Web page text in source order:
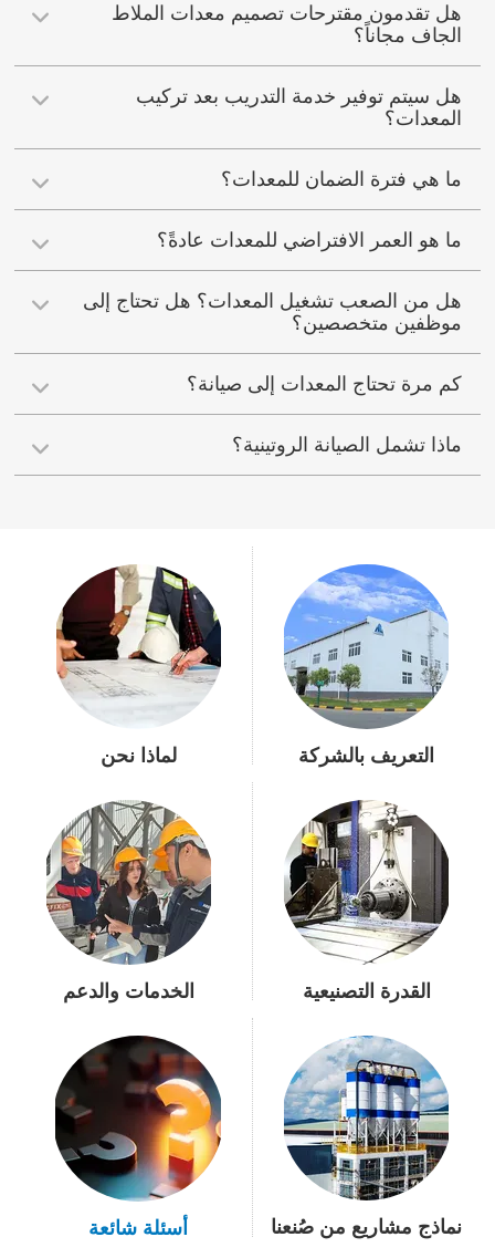
هل تقدمون مقترحات تصميم معدات الملاط
الجاف مجاناً؟
هل سيتم توفير خدمة التدريب بعد تركيب
المعدات؟
ما هي فترة الضمان للمعدات؟
ما هو العمر الافتراضي للمعدات عادةً؟
هل من الصعب تشغيل المعدات؟ هل تحتاج إلى
موظفين متخصصين؟
كم مرة تحتاج المعدات إلى صيانة؟
ماذا تشمل الصيانة الروتينية؟
التعريف بالشركة لماذا نحن
القدرة التصنيعية الخدمات والدعم
نماذج مشاريع من صُنعنا أسئلة شائعة